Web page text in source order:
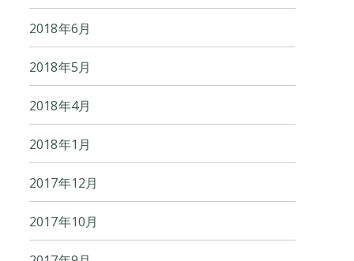
2018年6月
2018年5月
2018年4月
2018年1月
2017年12月
2017年10月